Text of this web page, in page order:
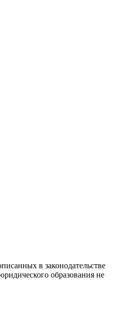
в законодательстве
образования не